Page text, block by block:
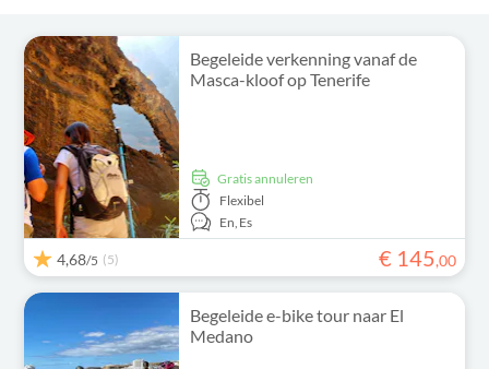
Begeleide verkenning vanaf de
Masca-kloof op Tenerife
Gratis annuleren
Flexibel
En, Es
4,68/5 (5) € 145,00
Begeleide e-bike tour naar El
Medano